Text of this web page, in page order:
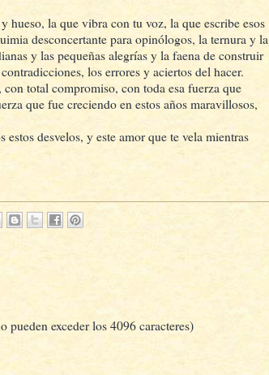
hueso, la que vibra con tu voz, la que escribe esos
desconcertante para opinólogos, la ternura y la
y las pequeñas alegrías y la faena de construir
los errores y aciertos del hacer.
total compromiso, con toda esa fuerza que
que fue creciendo en estos años maravillosos,
desvelos, y este amor que te vela mientras
exceder los 4096 caracteres)